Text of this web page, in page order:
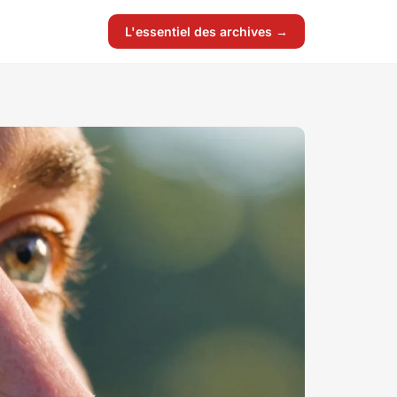
L'essentiel des archives →